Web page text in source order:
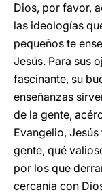
Dios, por favor,
las ideologías
pequeños te
Jesús. Para sus
fascinante, su
enseñanzas
de la gente,
Evangelio,
gente, qué
por los que
cercanía con